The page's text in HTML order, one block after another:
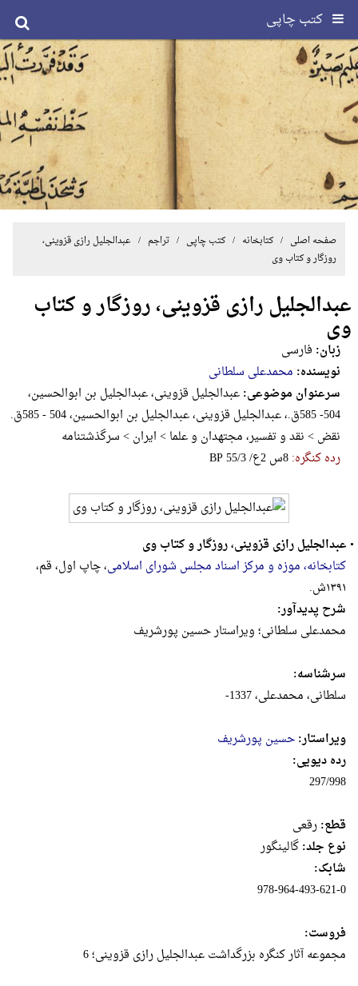
کتب چاپی
صفحه اصلی / کتابخانه /کتب چاپی /تراجم / عبدالجلیل رازی قزوینی،
روزگار و کتاب وی
عبدالجلیل رازی قزوینی، روزگار و کتاب
وی
زبان: فارسی
نویسنده: محمدعلی سلطانی
سرعنوان موضوعی:عبدالجلیل قزوینی، عبدالجلیل بن ابوالحسین،
504- 585ق.، عبدالجلیل قزوینی، عبدالجلیل بن ابوالحسین، 504 - 585ق‌.
نقض > نقد و تفسیر، مجتهدان و علما > ایران > س‍رگ‍ذش‍ت‍ن‍ام‍ه‌
رده کنگره:‎B‎P‎ ‎5‎5‎/‎3‎ ‎/‎ع‎2‎ ‎س‎8
•عبدالجلیل رازی قزوینی، روزگار و کتاب وی
کتابخانه، موزه و مرکز اسناد مجلس شورای اسلامی، چاپ اول، قم،
۱۳۹۱ش.
شرح پدیدآور:
محمدعلی سلطانی؛ ویراستار حسین پورشریف
سرشناسه:
سلطانی، محمدعلی،‏‫ 1337- ‏
ویراستار:حسین پورشریف
رده دیویی:
297/998
قطع:رقعى
نوع جلد:گالینگور
شابک:
978-964-493-621-0
فروست:
مجموعه آثار کنگره بزرگداشت عبدالجلیل رازی‌ قزوینی؛ 6